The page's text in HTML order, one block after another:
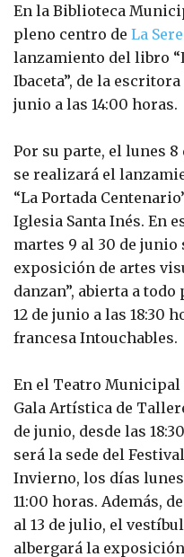
En la Biblioteca
pleno centro de La
lanzamiento del libro
Ibaceta”, de la
junio a las 14:00 horas.
Por su parte, el lunes 8
se realizará el
“La Portada
Iglesia Santa Inés. En
martes 9 al 30 de
exposición de artes
danzan”, abierta a
12 de junio a las 18:30
francesa Intouchables.
En el Teatro Municipal
Gala Artística de
de junio, desde las
será la sede del
Invierno, los días lunes
11:00 horas. Además,
al 13 de julio, el
albergará la